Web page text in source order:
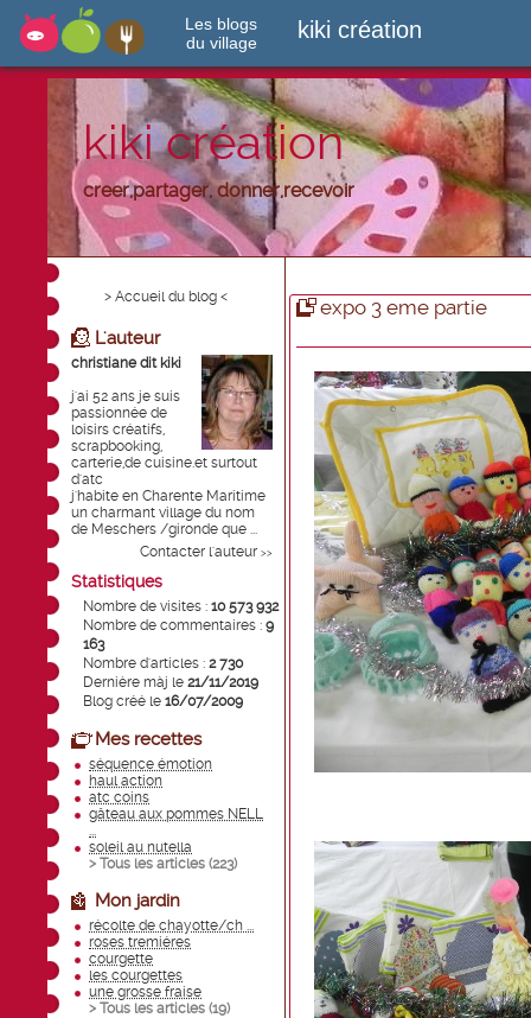
Les blogs
du village
kiki création
kiki création
creer,partager, donner,recevoir
> Accueil du blog <
L'auteur
christiane dit kiki
j'ai 52 ans je suis
passionnée de
loisirs créatifs,
scrapbooking,
carterie,de cuisine.et surtout
d'atc
j'habite en Charente Maritime
un charmant village du nom
de Meschers /gironde que ...
Contacter l'auteur >>
Statistiques
Nombre de visites : 10 573 932
Nombre de commentaires : 9
163
Nombre d'articles : 2 730
Dernière màj le 21/11/2019
Blog créé le 16/07/2009
Mes recettes
séquence émotion
haul action
atc coins
gâteau aux pommes NELL
...
soleil au nutella
> Tous les articles (223)
Mon jardin
récolte de chayotte/ch ...
roses tremiéres
courgette
les courgettes
une grosse fraise
> Tous les articles (19)
expo 3 eme partie